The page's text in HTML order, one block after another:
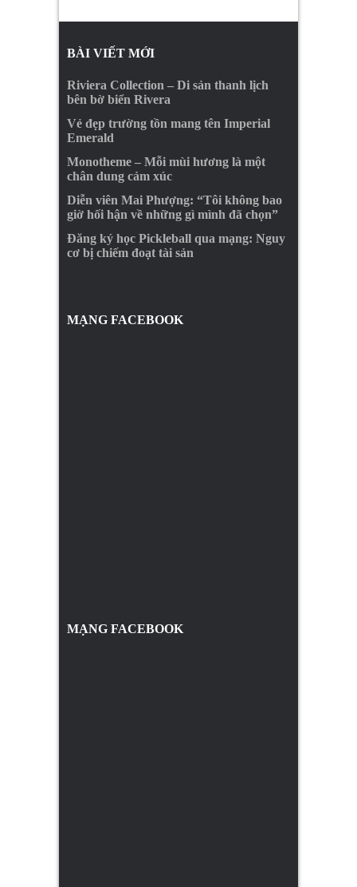
BÀI VIẾT MỚI
Riviera Collection – Di sản thanh lịch
bên bờ biển Rivera
Vẻ đẹp trường tồn mang tên Imperial
Emerald
Monotheme – Mỗi mùi hương là một
chân dung cảm xúc
Diễn viên Mai Phượng: “Tôi không bao
giờ hối hận về những gì mình đã chọn”
Đăng ký học Pickleball qua mạng: Nguy
cơ bị chiếm đoạt tài sản
MẠNG FACEBOOK
MẠNG FACEBOOK